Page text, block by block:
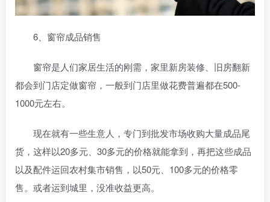
6、窗帘成品销售
窗帘是人们家居生活的刚需，家里新房装修、旧房翻新
都会到门店定做窗帘，一般到门店里做花费普遍都在500-
1000元左右。
现在就有一些生意人，专门到批发市场收购大量成品尾
货，这样以20多元、30多元的价格就能拿到，再把这些成品
以及配件运回农村集市销售，以50元、100多元的价格零
售。或者运到城里，没准收益更高。